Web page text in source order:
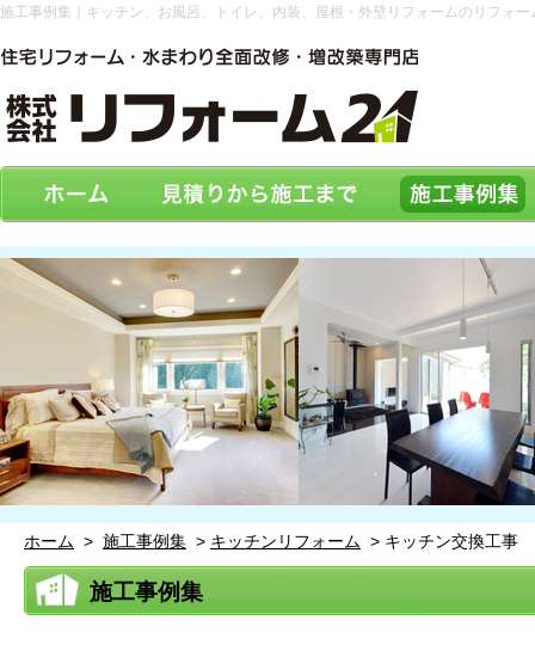
施工事例集｜キッチン、お風呂、トイレ、内装、屋根・外壁リフォームのリフォ
ホーム > 施工事例集 > キッチンリフォーム > キッチン交換工事
施工事例集